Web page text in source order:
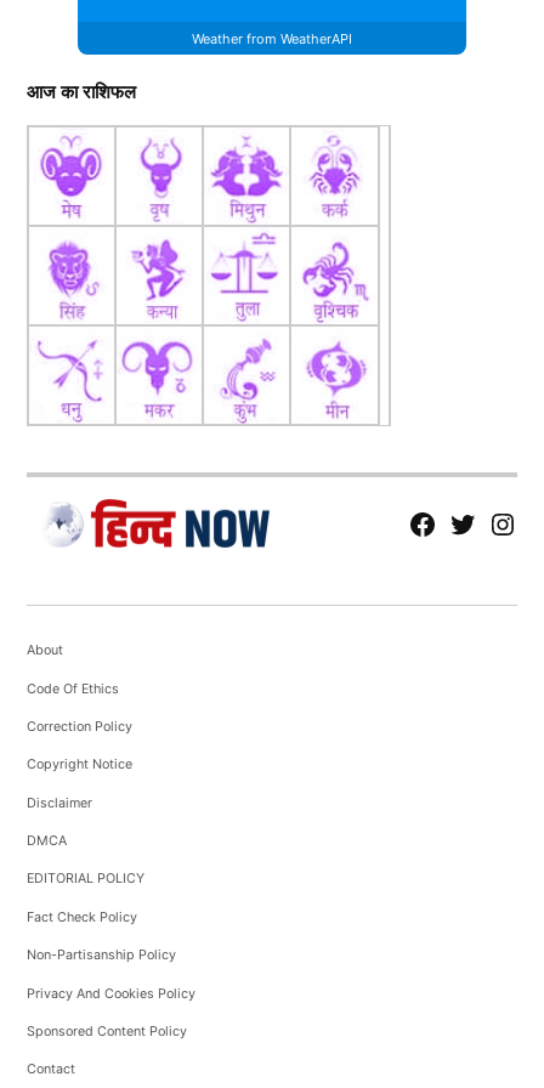
Weather from WeatherAPI
आज का राशिफल
fb Tw tw
About
Code Of Ethics
Correction Policy
Copyright Notice
Disclaimer
DMCA
EDITORIAL POLICY
Fact Check Policy
Non-Partisanship Policy
Privacy And Cookies Policy
Sponsored Content Policy
Contact